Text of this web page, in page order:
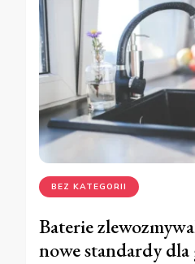
BEZ KATEGORII
Baterie
nowe standardy